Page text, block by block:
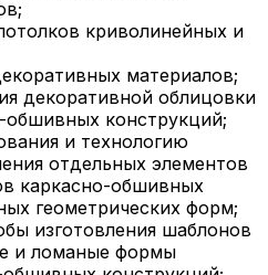
криволинейных и
материалов;
декоративной облицовки
обшивных конструкций;
и технологию
отдельных элементов
каркасно-обшивных
геометрических форм;
изготовления шаблонов
и ломаные формы